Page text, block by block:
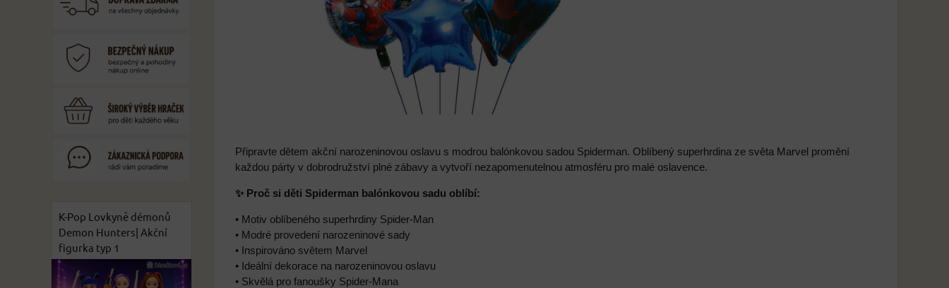
Připravte dětem akční narozeninovou oslavu s modrou balónkovou sadou Spiderman. Oblíbený superhrdina ze světa Marvel promění
každou párty v dobrodružství plné zábavy a vytvoří nezapomenutelnou atmosféru pro malé oslavence.
✨ Proč si děti Spiderman balónkovou sadu oblíbí:
• Motiv oblíbeného superhrdiny Spider-Man
• Modré provedení narozeninové sady
• Inspirováno světem Marvel
• Ideální dekorace na narozeninovou oslavu
• Skvělá pro fanoušky Spider-Mana
K-Pop Lovkyně démonů
Demon Hunters| Akční
figurka typ 1